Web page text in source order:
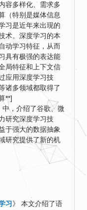
容多样化、需求多
（特别是媒体信息
习是近年来出现的
术。深度学习的本
动学习特征，从而
具有极强的表达能
局特征和上下文信
应用深度学习技
诸多领域都取得了
**]
，介绍了谷歌、微
研究深度学习技
于强大的数据抽象
研究提供了新的机
习》 本文介绍了语